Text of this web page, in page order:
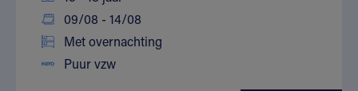
09/08 - 14/08
Met overnachting
Puur vzw